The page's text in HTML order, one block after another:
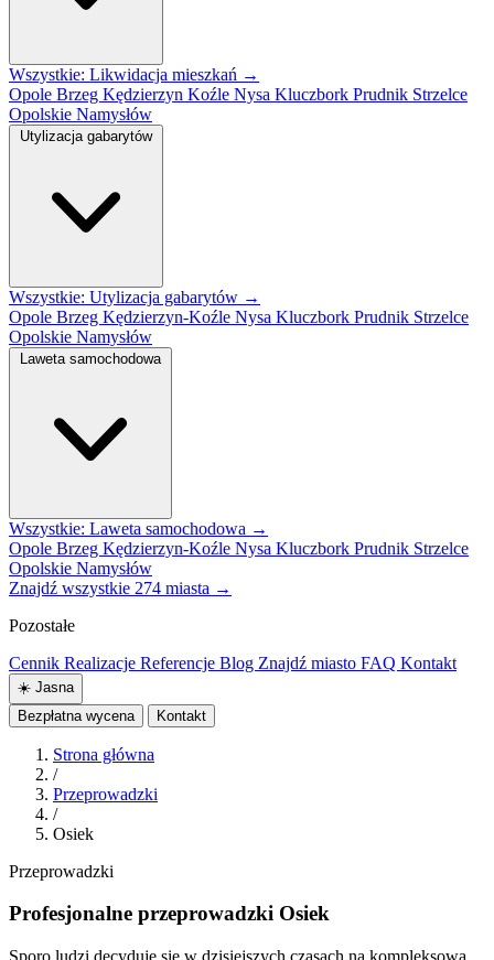
Wszystkie: Likwidacja mieszkań →
Opole Brzeg Kędzierzyn Koźle Nysa Kluczbork Prudnik Strzelce
Opolskie Namysłów
Utylizacja gabarytów
Wszystkie: Utylizacja gabarytów →
Opole Brzeg Kędzierzyn-Koźle Nysa Kluczbork Prudnik Strzelce
Opolskie Namysłów
Laweta samochodowa
Wszystkie: Laweta samochodowa →
Opole Brzeg Kędzierzyn-Koźle Nysa Kluczbork Prudnik Strzelce
Opolskie Namysłów
Znajdź wszystkie 274 miasta →
Pozostałe
Cennik Realizacje Referencje Blog Znajdź miasto FAQ Kontakt
☀️ Jasna
Bezpłatna wycena
Kontakt
Strona główna
/
Przeprowadzki
/
Osiek
Przeprowadzki
Profesjonalne przeprowadzki Osiek